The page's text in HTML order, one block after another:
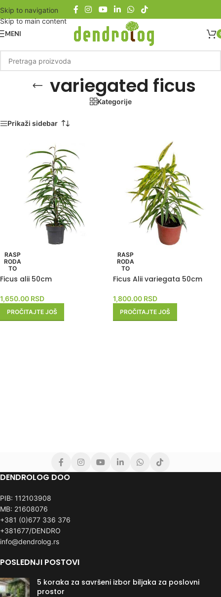
Skip to navigation
Skip to main content
MENI
variegated ficus
Kategorije
Prikaži sidebar
RASP
RODA
TO
Ficus alii 50cm
1,650.00 RSD
PROČITAJTE JOŠ
RASP
RODA
TO
Ficus Alii variegata 50cm
1,800.00 RSD
PROČITAJTE JOŠ
DENDROLOG DOO
PIB: 112103908
MB: 21608076
+381 (0)677 336 376
+381677/DENDRO
info@dendrolog.rs
POSLEDNJI POSTOVI
5 koraka za savršeni izbor biljaka za poslovni
prostor